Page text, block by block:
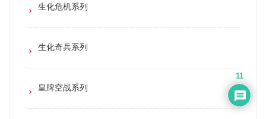
生化危机系列
生化奇兵系列
皇牌空战系列
11